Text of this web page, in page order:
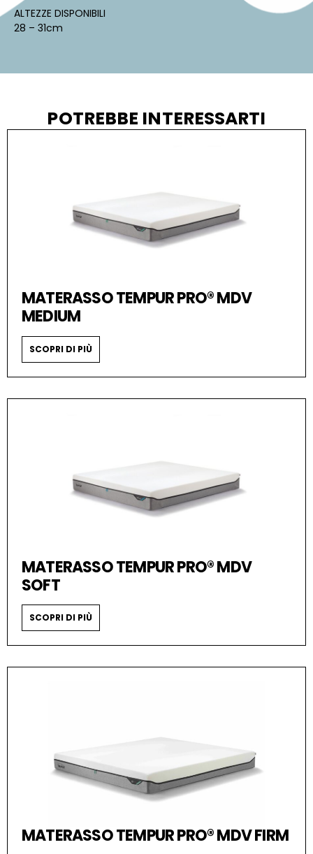
ALTEZZE DISPONIBILI
28 – 31cm
POTREBBE INTERESSARTI
MATERASSO TEMPUR PRO® MDV
MEDIUM
SCOPRI DI PIÙ
MATERASSO TEMPUR PRO® MDV
SOFT
SCOPRI DI PIÙ
MATERASSO TEMPUR PRO® MDV FIRM